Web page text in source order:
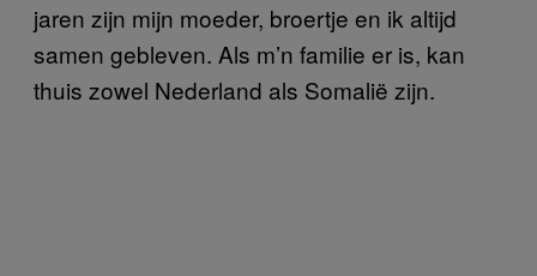
jaren zijn mijn moeder, broertje en ik altijd
samen gebleven. Als m’n familie er is, kan
thuis zowel Nederland als Somalië zijn.